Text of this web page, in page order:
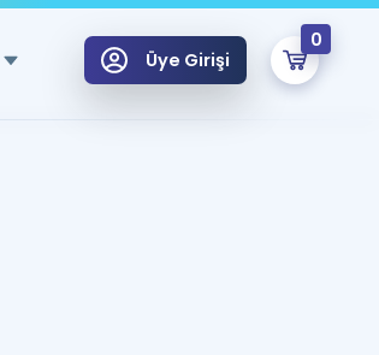
Üye Girişi
0